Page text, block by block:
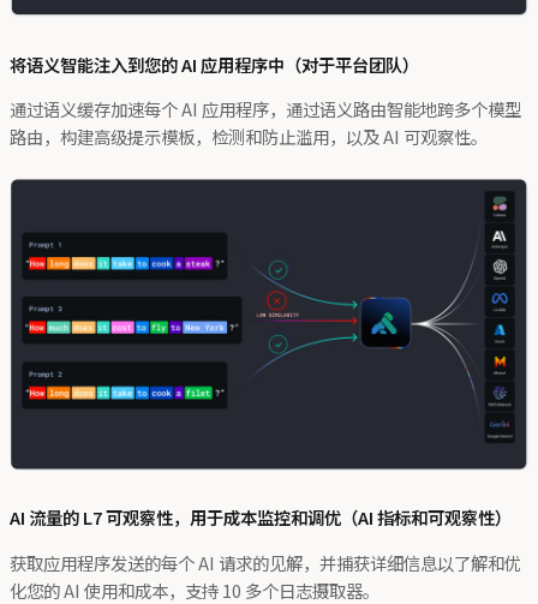
将语义智能注入到您的 AI 应用程序中（对于平台团队）
通过语义缓存加速每个 AI 应用程序，通过语义路由智能地跨多个模型
路由，构建高级提示模板，检测和防止滥用，以及 AI 可观察性。
AI 流量的 L7 可观察性，用于成本监控和调优（AI 指标和可观察性）
获取应用程序发送的每个 AI 请求的见解，并捕获详细信息以了解和优
化您的 AI 使用和成本，支持 10 多个日志摄取器。